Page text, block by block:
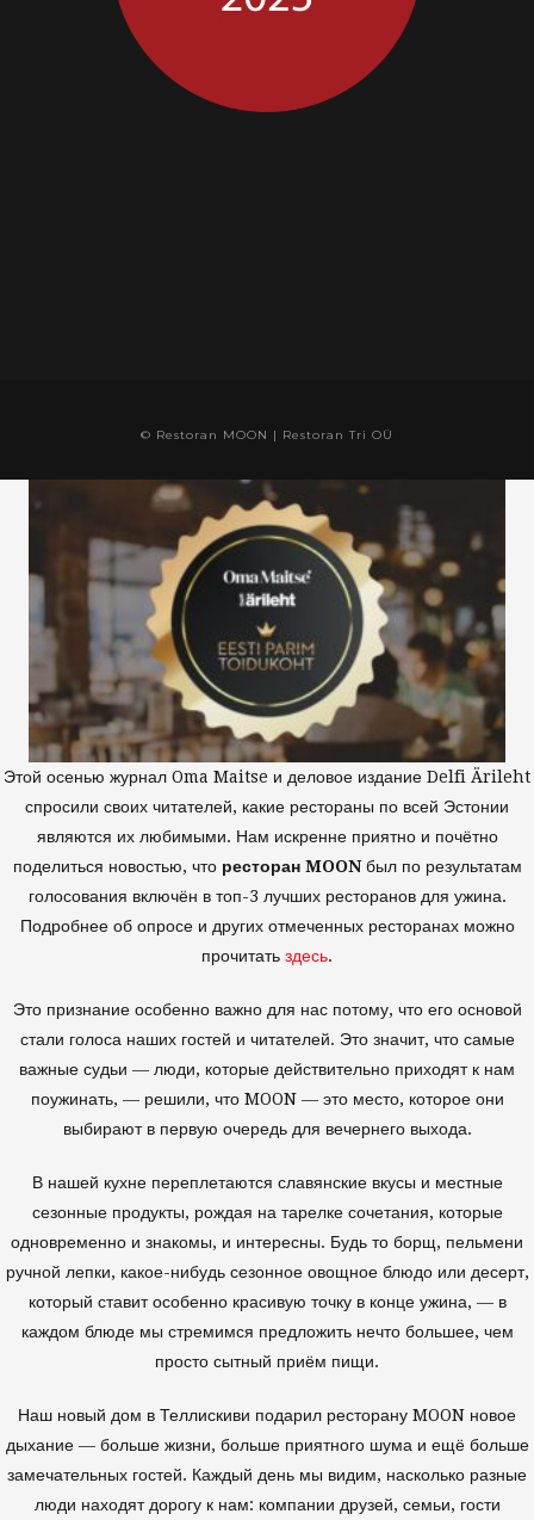
© Restoran MOON | Restoran Tri OÜ
Этой осенью журнал Oma Maitse и деловое издание Delfi Ärileht
спросили своих читателей, какие рестораны по всей Эстонии
являются их любимыми. Нам искренне приятно и почётно
поделиться новостью, что ресторан MOONбыл по результатам
голосования включён в топ-3 лучших ресторанов для ужина.
Подробнее об опросе и других отмеченных ресторанах можно
прочитать здесь.
Это признание особенно важно для нас потому, что его основой
стали голоса наших гостей и читателей. Это значит, что самые
важные судьи — люди, которые действительно приходят к нам
поужинать, — решили, что MOON — это место, которое они
выбирают в первую очередь для вечернего выхода.
В нашей кухне переплетаются славянские вкусы и местные
сезонные продукты, рождая на тарелке сочетания, которые
одновременно и знакомы, и интересны. Будь то борщ, пельмени
ручной лепки, какое-нибудь сезонное овощное блюдо или десерт,
который ставит особенно красивую точку в конце ужина, — в
каждом блюде мы стремимся предложить нечто большее, чем
просто сытный приём пищи.
Наш новый дом в Теллискиви подарил ресторану MOON новое
дыхание — больше жизни, больше приятного шума и ещё больше
замечательных гостей. Каждый день мы видим, насколько разные
люди находят дорогу к нам: компании друзей, семьи, гости